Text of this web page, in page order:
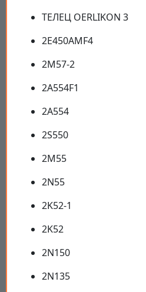
ТЕЛЕЦ OERLIKON 3
2E450AMF4
2M57-2
2A554F1
2A554
2S550
2M55
2N55
2K52-1
2K52
2N150
2N135